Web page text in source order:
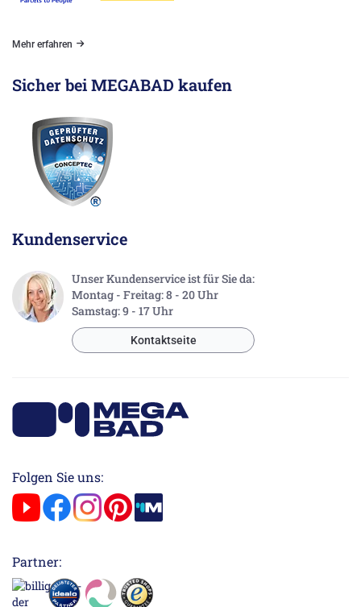
Mehr erfahren
Sicher bei MEGABAD kaufen
Kundenservice
Unser Kundenservice ist für Sie da:
Montag - Freitag: 8 - 20 Uhr
Samstag: 9 - 17 Uhr
Kontaktseite
Folgen Sie uns:
Partner: